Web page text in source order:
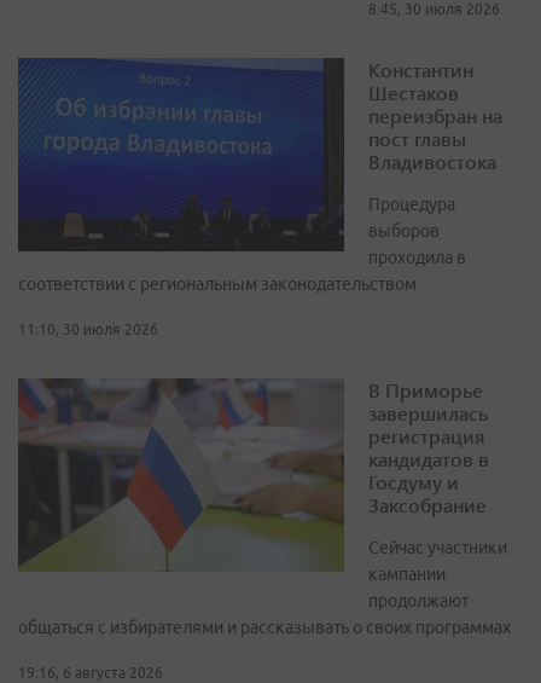
8:45, 30 июля 2026
Константин
Шестаков
переизбран на
пост главы
Владивостока
Процедура
выборов
проходила в
соответствии с региональным законодательством
11:10, 30 июля 2026
В Приморье
завершилась
регистрация
кандидатов в
Госдуму и
Заксобрание
Сейчас участники
кампании
продолжают
общаться с избирателями и рассказывать о своих программах
19:16, 6 августа 2026